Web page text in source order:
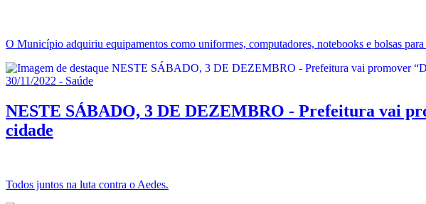
O Município adquiriu equipamentos como uniformes, computadores, notebooks e bolsas para
30/11/2022 - Saúde
NESTE SÁBADO, 3 DE DEZEMBRO - Prefeitura vai
cidade
Todos juntos na luta contra o Aedes.